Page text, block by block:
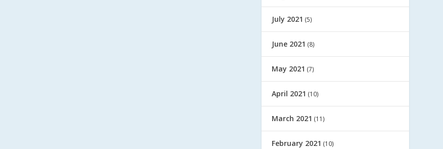
July 2021 (5)
June 2021 (8)
May 2021 (7)
April 2021 (10)
March 2021 (11)
February 2021 (10)